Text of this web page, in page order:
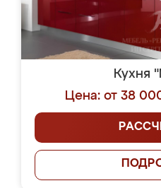
Кухня
Цена: от 38